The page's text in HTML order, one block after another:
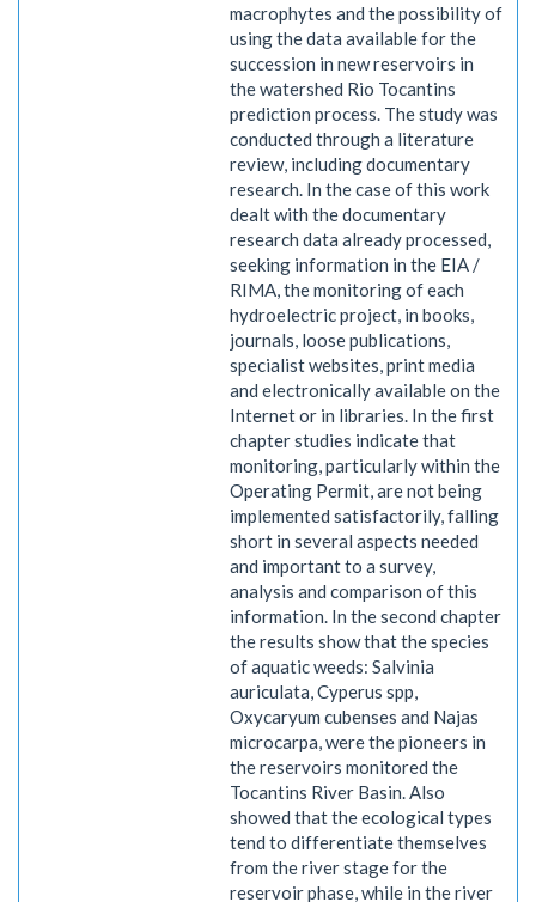
macrophytes and the possibility of
using the data available for the
succession in new reservoirs in
the watershed Rio Tocantins
prediction process. The study was
conducted through a literature
review, including documentary
research. In the case of this work
dealt with the documentary
research data already processed,
seeking information in the EIA /
RIMA, the monitoring of each
hydroelectric project, in books,
journals, loose publications,
specialist websites, print media
and electronically available on the
Internet or in libraries. In the first
chapter studies indicate that
monitoring, particularly within the
Operating Permit, are not being
implemented satisfactorily, falling
short in several aspects needed
and important to a survey,
analysis and comparison of this
information. In the second chapter
the results show that the species
of aquatic weeds: Salvinia
auriculata, Cyperus spp,
Oxycaryum cubenses and Najas
microcarpa, were the pioneers in
the reservoirs monitored the
Tocantins River Basin. Also
showed that the ecological types
tend to differentiate themselves
from the river stage for the
reservoir phase, while in the river